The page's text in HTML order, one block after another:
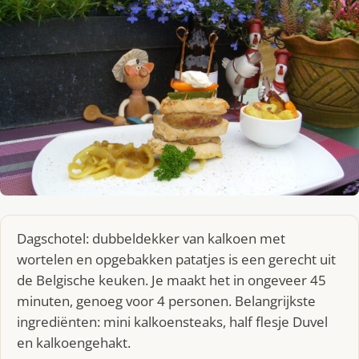
Dagschotel: dubbeldekker van kalkoen met
wortelen en opgebakken patatjes is een gerecht uit
de Belgische keuken. Je maakt het in ongeveer 45
minuten, genoeg voor 4 personen. Belangrijkste
ingrediënten: mini kalkoensteaks, half flesje Duvel
en kalkoengehakt.